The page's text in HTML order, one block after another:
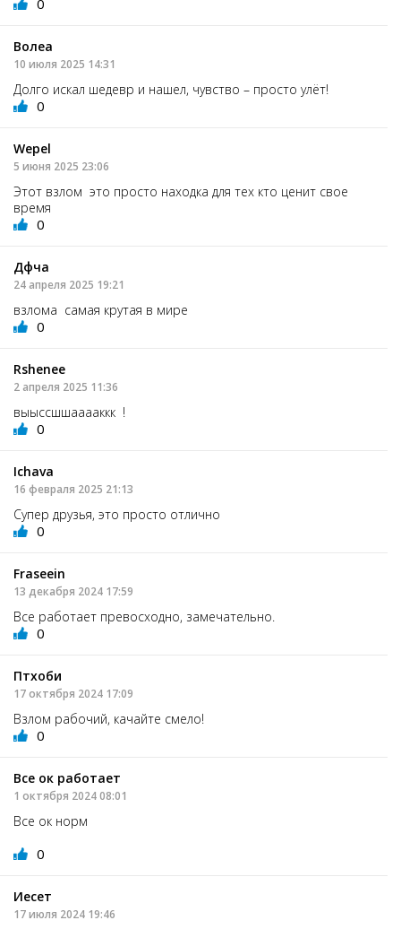
Волеа
10 июля 2025 14:31
Долго искал шедевр и нашел, чувство – просто улёт!
0
Wepel
5 июня 2025 23:06
Этот взлом это просто находка для тех кто ценит свое
время
0
Дфча
24 апреля 2025 19:21
взлома самая крутая в мире
0
Rshenee
2 апреля 2025 11:36
выыссшшааааккк !
0
Ichava
16 февраля 2025 21:13
Супер друзья, это просто отлично
0
Fraseein
13 декабря 2024 17:59
Все работает превосходно, замечательно.
0
Птхоби
17 октября 2024 17:09
Взлом рабочий, качайте смело!
0
Все ок работает
1 октября 2024 08:01
Все ок норм
0
Иесет
17 июля 2024 19:46